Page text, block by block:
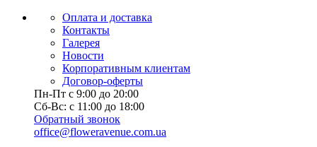
Оплата и доставка
Контакты
Галерея
Новости
Корпоративным клиентам
Договор-оферты
Пн-Пт с 9:00 до 20:00
Сб-Вс: с 11:00 до 18:00
Обратный звонок
office@floweravenue.com.ua